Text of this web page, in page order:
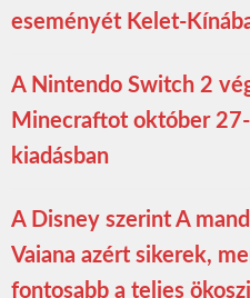
eseményét Kelet-
A Nintendo Switch 2
Minecraftot október
kiadásban
A Disney szerint A
Vaiana azért sikerek,
fontosabb a teljes